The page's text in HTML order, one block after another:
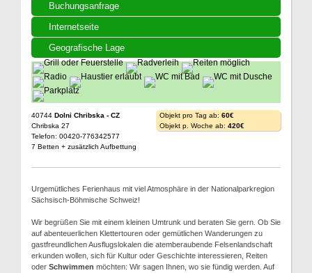
Buchungsanfrage
Internetseite
Geografische Lage
40744 Dolni Chribska - CZ
Chribska 27
Telefon: 00420-776342577
7 Betten + zusätzlich Aufbettung
Objekt pro Tag ab: 60€
Objekt p. Woche ab: 420€
Urgemütliches Ferienhaus mit viel Atmosphäre in der Nationalparkregion
Sächsisch-Böhmische Schweiz!
Wir begrüßen Sie mit einem kleinen Umtrunk und beraten Sie gern. Ob Sie
auf abenteuerlichen Klettertouren oder gemütlichen Wanderungen zu
gastfreundlichen Ausflugslokalen die atemberaubende Felsenlandschaft
erkunden wollen, sich für Kultur oder Geschichte interessieren, Reiten
oder Schwimmen möchten: Wir sagen Ihnen, wo sie fündig werden. Auf